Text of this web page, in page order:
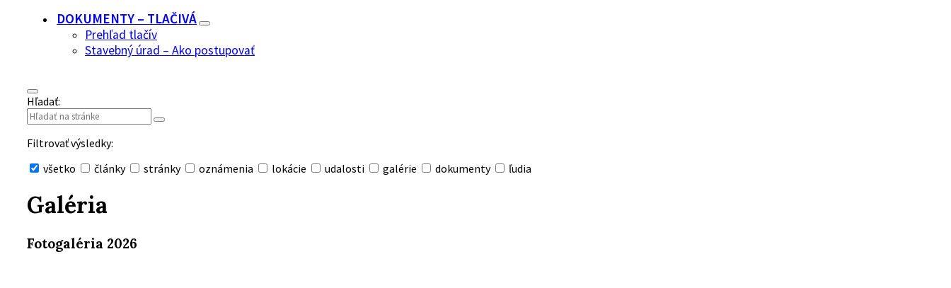
DOKUMENTY – TLAČIVÁ
Prehľad tlačív
Stavebný úrad – Ako postupovať
Hľadať:
Filtrovať výsledky:
všetko
články stránky oznámenia lokácie udalosti galérie dokumenty ľudia
vyhľadávanie
Galéria
Fotogaléria 2026